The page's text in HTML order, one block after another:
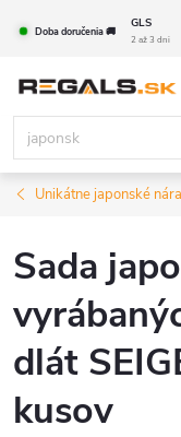
Doba doručenia 🚚
GLS
2 až 3 dni
Unikátne japonské
Sada
dlát
kusov